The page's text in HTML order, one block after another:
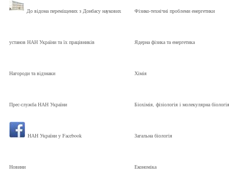
До відома переміщених з Донбасу наукових
установ НАН України та їх працівників
Нагороди та відзнаки
Прес-служба НАН України
НАН України у Facebook
Новини
Фізико-технічні проблеми енергетики
Ядерна фізика та енергетика
Хімія
Біохімія, фізіологія і молекулярна біологія
Загальна біологія
Економіка